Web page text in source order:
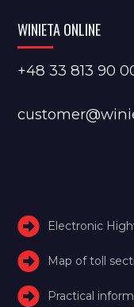
WINIETA ONLINE
+48 33 813 90
Electronic
Map of toll
Practical